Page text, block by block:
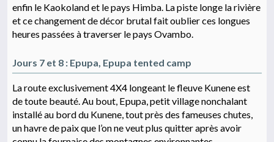
enfin le Kaokoland et le pays Himba. La piste longe la rivière
et ce changement de décor brutal fait oublier ces longues
heures passées à traverser le pays Ovambo.
Jours 7 et 8 : Epupa, Epupa tented camp
La route exclusivement 4X4 longeant le fleuve Kunene est
de toute beauté. Au bout, Epupa, petit village nonchalant
installé au bord du Kunene, tout près des fameuses chutes,
un havre de paix que l’on ne veut plus quitter après avoir